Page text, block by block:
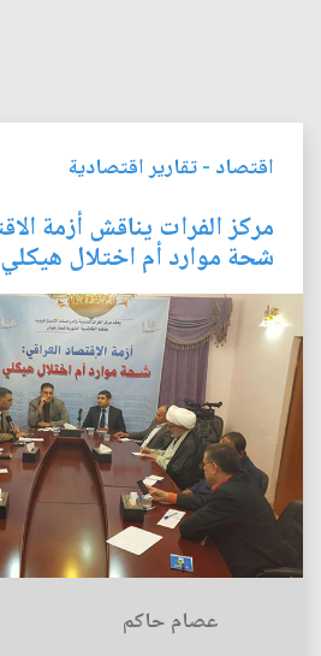
اقتصاد -تقارير اقتصادية
مركز الفرات يناقش أزمة
شحة موارد أم اختلال هيكلي
عصام حاكم